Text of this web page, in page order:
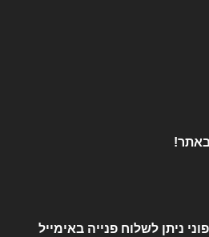
ניתן לשלוח פנייה באימייל